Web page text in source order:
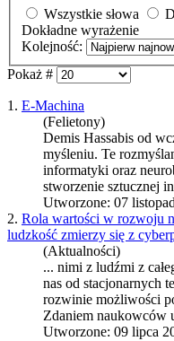
Wszystkie słowa
Dokładne wyrażenie
Kolejność:
Pokaż #
1. E-Machina
(Felietony)
Demis Hassabis od
myśleniu. Te
informatyki oraz
stworzenie sztucznej
Utworzone: 07
2. Rola wartości w rozwoju
ludzkość zmierzy się z
(Aktualności)
... nimi z ludźmi z
nas od stacjonarnych
rozwinie możliwości
Zdaniem naukowców
Utworzone: 09 lipca